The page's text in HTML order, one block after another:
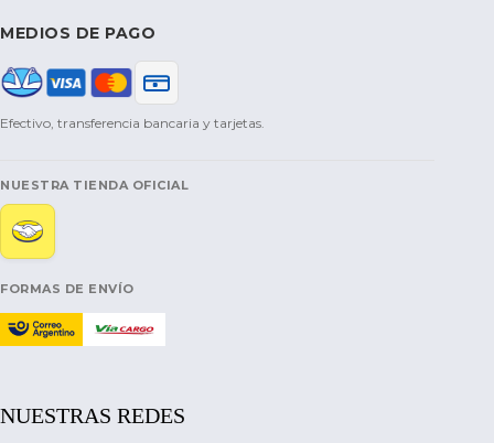
MEDIOS DE PAGO
Efectivo, transferencia bancaria y tarjetas.
NUESTRA TIENDA OFICIAL
FORMAS DE ENVÍO
NUESTRAS REDES